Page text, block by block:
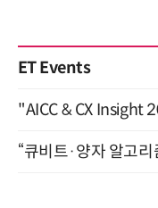
ET Events
"AICC & CX Insight